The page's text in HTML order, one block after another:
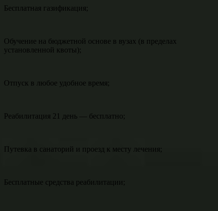
Бесплатная газификация;
Обучение на бюджетной основе в вузах (в пределах
установленной квоты);
Отпуск в любое удобное время;
Реабилитация 21 день — бесплатно;
Путевка в санаторий и проезд к месту лечения;
Бесплатные средства реабилитации;